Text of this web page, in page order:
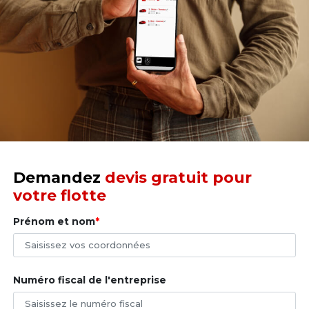
transmission des données ou de problèmes de signal
GPS d'une durée supérieure à 15 minutes. Si l'application
DSLocate est installée sur smartphone, les notifications
sont envoyées vers l'application et apparaissent à l'écran.
Si l'application DSLocate n'est pas utilisée sur
smartphone, les notifications sont envoyées à l'adresse
e-mail indiquée lors de la création du compte dans le
système DSLocate, accessible depuis le navigateur sur
un ordinateur classique.
Demandez devis gratuit pour
votre flotte
Prénom et nom
Numéro fiscal de l'entreprise